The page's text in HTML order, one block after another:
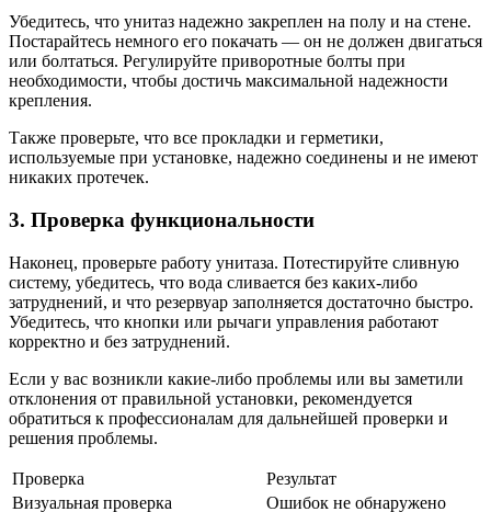
Убедитесь, что унитаз надежно закреплен на полу и на стене.
Постарайтесь немного его покачать — он не должен двигаться
или болтаться. Регулируйте приворотные болты при
необходимости, чтобы достичь максимальной надежности
крепления.
Также проверьте, что все прокладки и герметики,
используемые при установке, надежно соединены и не имеют
никаких протечек.
3. Проверка функциональности
Наконец, проверьте работу унитаза. Потестируйте сливную
систему, убедитесь, что вода сливается без каких-либо
затруднений, и что резервуар заполняется достаточно быстро.
Убедитесь, что кнопки или рычаги управления работают
корректно и без затруднений.
Если у вас возникли какие-либо проблемы или вы заметили
отклонения от правильной установки, рекомендуется
обратиться к профессионалам для дальнейшей проверки и
решения проблемы.
Проверка
Результат
Визуальная проверка
Ошибок не обнаружено